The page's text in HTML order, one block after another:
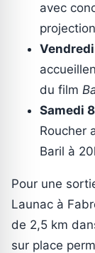
avec
du film
Samedi
Roucher
Baril à
Pour une
Launac à
de 2,5 km
sur place